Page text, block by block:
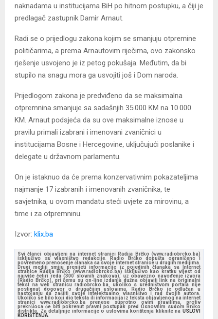
naknadama u institucijama BiH po hitnom postupku, a čiji je
predlagač zastupnik Damir Arnaut.
Radi se o prijedlogu zakona kojim se smanjuju otpremine
političarima, a prema Arnautovim riječima, ovo zakonsko
rješenje usvojeno je iz petog pokušaja. Međutim, da bi
stupilo na snagu mora ga usvojiti još i Dom naroda.
Prijedlogom zakona je predviđeno da se maksimalna
otpremnina smanjuje sa sadašnjih 35.000 KM na 10.000
KM. Arnaut podsjeća da su ove maksimalne iznose u
pravilu primali izabrani i imenovani zvaničnici u
institucijama Bosne i Hercegovine, uključujući poslanike i
delegate u državnom parlamentu.
On je istaknuo da će prema konzervativnim pokazateljima
najmanje 17 izabranih i imenovanih zvaničnika, te
savjetnika, u ovom mandatu steći uvjete za mirovinu, a
time i za otpremninu.
Izvor: klix.ba
Svi članci objavljeni na internet stranici Radija Brčko (www.radiobrcko.ba)
isključivo su vlasništvo redakcije. Radio Brčko dopušta ograničeno i
povremeno prenošenje članaka sa svoje internet stranice u drugim medijima.
Drugi mediji smiju prenijeti informacije iz pojedinih članaka sa Internet
stranice Radija Brčko (www.radiobrcko.ba) isključivo kao kratku vijest od
najviše četiri reda (300 slovnih znakova), uz obavezno navođenje izvora
(Radio Brčko), pri čemu su on-line izdanja dužna objaviti link na originalni
tekst na web stranicu radiobrcko.ba, ukoliko s uredništvom portala nije
postignut dogovor o drugačijim uslovima. Radio Brčko je odlučan u
nastojanju da zaštiti svoje intelektualno vlasništvo i rad svojih autora.
Ukoliko se bilo koji dio teksta ili informacija iz teksta objavljenog na internet
stranici www.radiobrcko.ba prenese suprotno ovim pravilima, protiv
prekršioca će biti pokrenut pravni postupak pred Osnovnim sudom Brčko
distrikta. Za detaljnije informacije o uslovima korištenja kliknite na USLOVI
KORIŠTENJA.